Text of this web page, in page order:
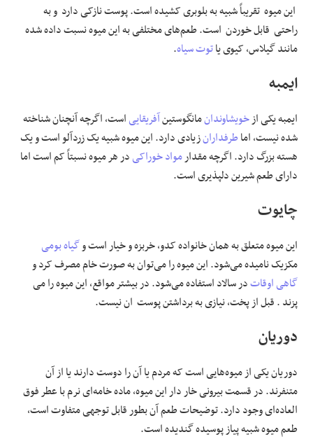
این میوه تقریباً شبیه به بلوبری کشیده است. پوست نازکی دارد و به
راحتی قابل خوردن است. طعم‌های مختلفی به این میوه نسبت داده شده
مانند گیلاس، کیوی یاتوت سیاه.
ایمبه
ایمبه یکی ازخویشاوندانمانگوستینآفریقاییاست، اگرچه آنچنان شناخته
شده نیست، اماطرفدارانزیادی دارد. این میوه شبیه یک زردآلو است و یک
هسته بزرگ دارد. اگرچه مقدارمواد خوراکیدر هر میوه نسبتاً کم است اما
دارای طعم شیرین دلپذیری است.
چایوت
این میوه متعلق به همان خانواده کدو، خربزه و خیار است وگیاه بومی
مکزیک نامیده می‌شود. این میوه را می‌توان به صورت خام مصرف کرد و
گاهی اوقاتدر سالاد استفاده می‌شود. در بیشتر مواقع، این میوه را می
پزند . قبل از پخت، نیازی به برداشتن پوست ان نیست.
دوریان
دوریان یکی از میوه‌هایی است که مردم یا آن را دوست دارند یا از آن
متنفرند. در قسمت بیرونی خار دار این میوه، ماده خامه‌ای نرم با عطر فوق
العاده‌ای وجود دارد. توضیحات طعم آن بطور قابل توجهی متفاوت است،
طعم میوه شبیه پیاز پوسیده گندیده است.